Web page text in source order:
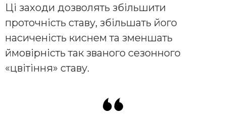
Ці заходи дозволять збільшити
проточність ставу, збільшать його
насиченість киснем та зменшать
ймовірність так званого сезонного
«цвітіння» ставу.